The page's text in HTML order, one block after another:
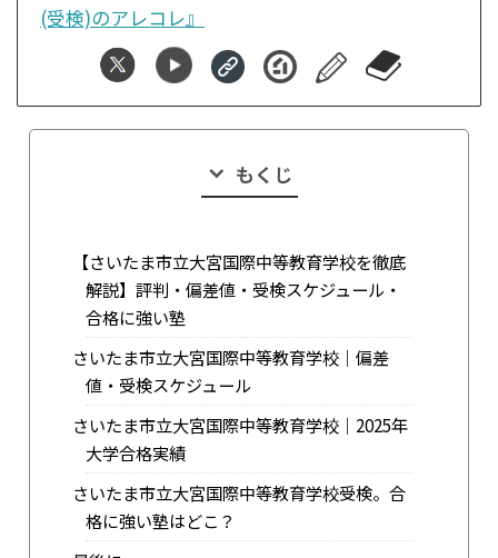
(受検)のアレコレ』
もくじ
【さいたま市立大宮国際中等教育学校を徹底
解説】評判・偏差値・受検スケジュール・
合格に強い塾
さいたま市立大宮国際中等教育学校｜偏差
値・受検スケジュール
さいたま市立大宮国際中等教育学校｜2025年
大学合格実績
さいたま市立大宮国際中等教育学校受検。合
格に強い塾はどこ？